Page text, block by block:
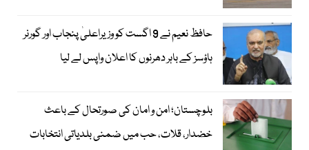
حافظ نعیم نے 9 اگست کو وزیراعلیٰ پنجاب اور گورنر
ہاؤسز کے باہر دھرنوں کا اعلان واپس لے لیا
بلوچستان؛ امن و امان کی صورتحال کے باعث
خضدار، قلات، حب میں ضمنی بلدیاتی انتخابات